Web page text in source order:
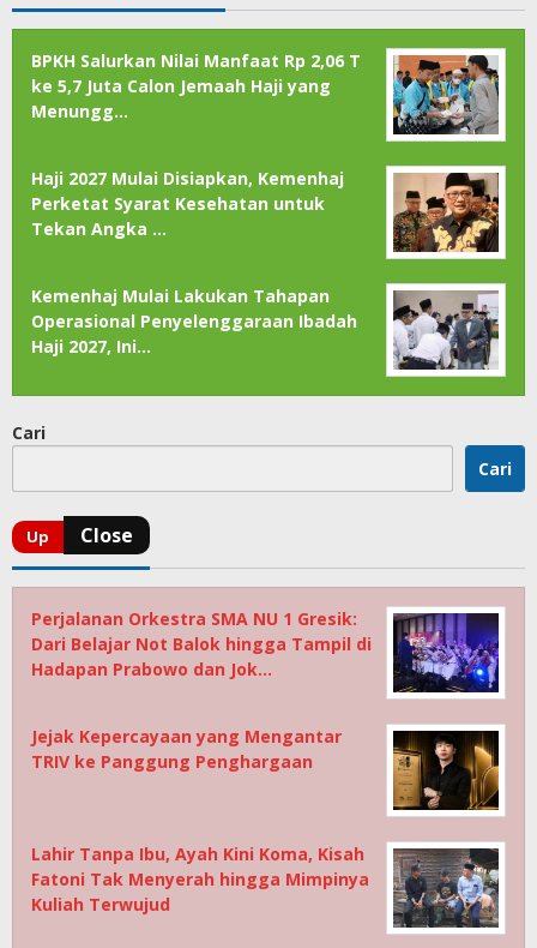
BPKH Salurkan Nilai Manfaat Rp 2,06 T
ke 5,7 Juta Calon Jemaah Haji yang
Menungg…
Haji 2027 Mulai Disiapkan, Kemenhaj
Perketat Syarat Kesehatan untuk
Tekan Angka …
Kemenhaj Mulai Lakukan Tahapan
Operasional Penyelenggaraan Ibadah
Haji 2027, Ini…
Cari
Cari
Perjalanan Orkestra SMA NU 1 Gresik:
Dari Belajar Not Balok hingga Tampil di
Hadapan Prabowo dan Jok…
Jejak Kepercayaan yang Mengantar
TRIV ke Panggung Penghargaan
Lahir Tanpa Ibu, Ayah Kini Koma, Kisah
Fatoni Tak Menyerah hingga Mimpinya
Kuliah Terwujud